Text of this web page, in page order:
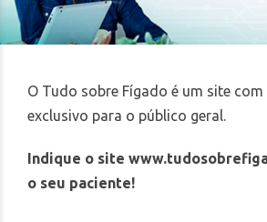
O Tudo sobre Fígado é um site
exclusivo para o público geral.
Indique o site
o seu paciente!